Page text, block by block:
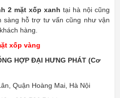
2 mặt xốp xanh tại hà nội cũng
sàng hỗ trợ tư vấn cũng như vận
hàng.
xốp vàng
HỢP ĐẠI HƯNG PHÁT (Cơ
Quận Hoàng Mai, Hà Nội